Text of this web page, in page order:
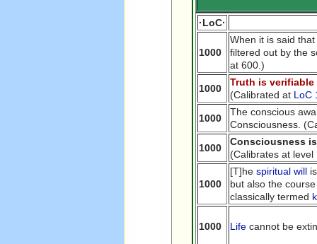
·LoC·
1000
When it is said
filtered out by the
at 600.)
1000
Truth is
(Calibrated at LoC
1000
The conscious
Consciousness.
1000
Consciousness
(Calibrates at level
1000
[T]hespiritual will
but also the
classically termed
1000 Life cannot be